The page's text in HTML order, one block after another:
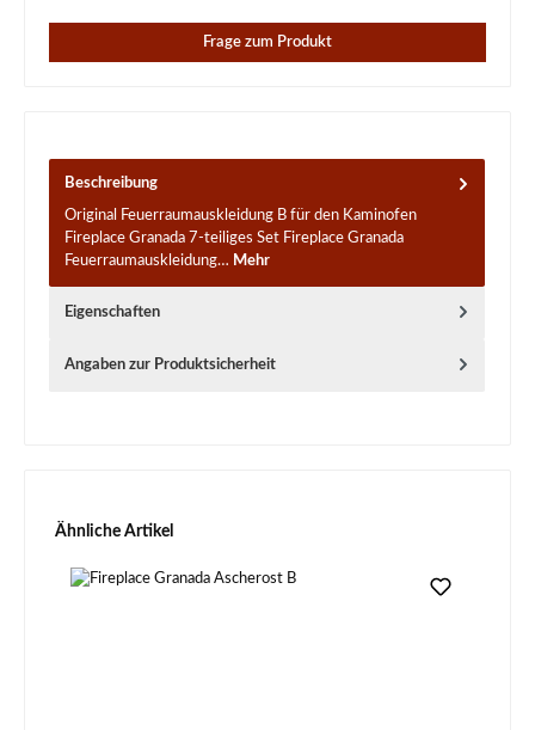
Frage zum Produkt
Beschreibung
Original Feuerraumauskleidung B für den Kaminofen
Fireplace Granada 7-teiliges Set Fireplace Granada
Feuerraumauskleidung… Mehr
Eigenschaften
Angaben zur Produktsicherheit
Produktgalerie überspringen
Ähnliche Artikel